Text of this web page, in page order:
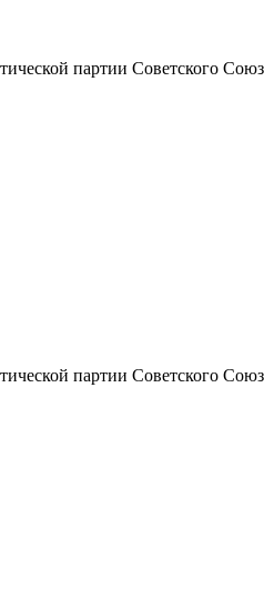
партии Советского
партии Советского